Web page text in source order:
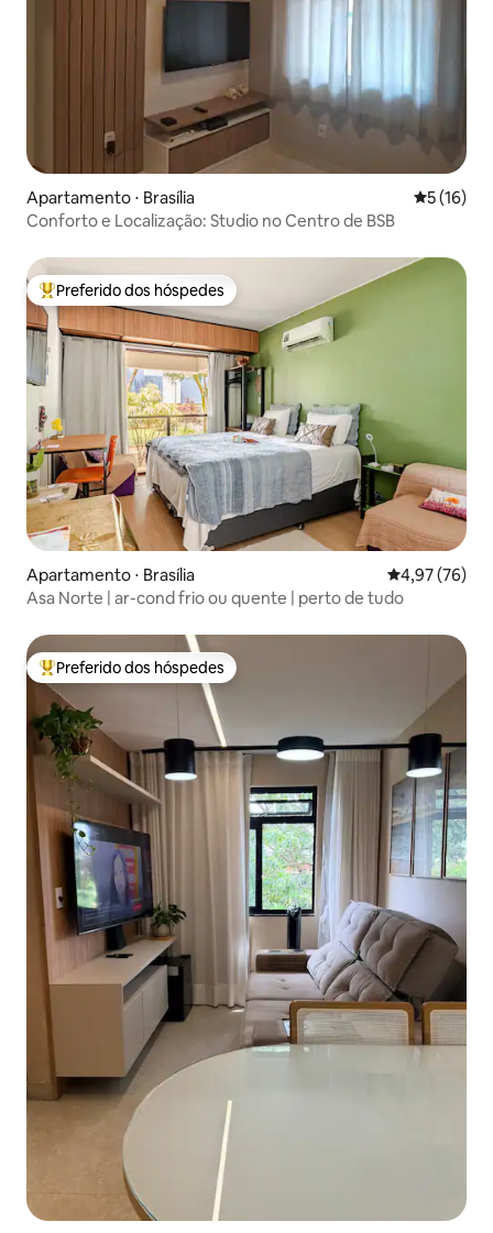
Apartamento ⋅ Brasília 5 de uma
5 (16)
Conforto e Localização: Studio no Centro de BSB
Entre os melhores preferidos dos hóspedes
Preferido dos hóspedes
Apartamento ⋅ Brasília 4,97 de uma
4,97 (76)
Asa Norte | ar-cond frio ou quente | perto de tudo
Entre os melhores preferidos dos hóspedes
Preferido dos hóspedes